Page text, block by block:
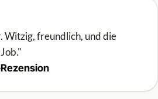
Witzig, freundlich, und die